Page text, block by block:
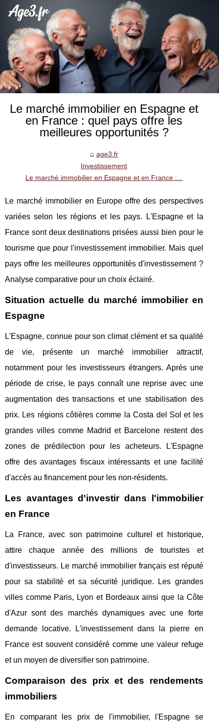
Le marché immobilier en Espagne et
en France : quel pays offre les
meilleures opportunités ?
age3.fr
Investissement
Le marché immobilier en Espagne et en France :...
Le marché immobilier en Europe offre des perspectives
variées selon les régions et les pays. L'Espagne et la
France sont deux destinations prisées aussi bien pour le
tourisme que pour l'investissement immobilier. Mais quel
pays offre les meilleures opportunités d'investissement ?
Analyse comparative pour un choix éclairé.
Situation actuelle du marché immobilier en
Espagne
L'Espagne, connue pour son climat clément et sa qualité
de vie, présente un marché immobilier attractif,
notamment pour les investisseurs étrangers. Après une
période de crise, le pays connaît une reprise avec une
augmentation des transactions et une stabilisation des
prix. Les régions côtières comme la Costa del Sol et les
grandes villes comme Madrid et Barcelone restent des
zones de prédilection pour les acheteurs. L'Espagne
offre des avantages fiscaux intéressants et une facilité
d'accès au financement pour les non-résidents.
Les avantages d'investir dans l'immobilier
en France
La France, avec son patrimoine culturel et historique,
attire chaque année des millions de touristes et
d'investisseurs. Le marché immobilier français est réputé
pour sa stabilité et sa sécurité juridique. Les grandes
villes comme Paris, Lyon et Bordeaux ainsi que la Côte
d'Azur sont des marchés dynamiques avec une forte
demande locative. L'investissement dans la pierre en
France est souvent considéré comme une valeur refuge
et un moyen de diversifier son patrimoine.
Comparaison des prix et des rendements
immobiliers
En comparant les prix de l'immobilier, l'Espagne se